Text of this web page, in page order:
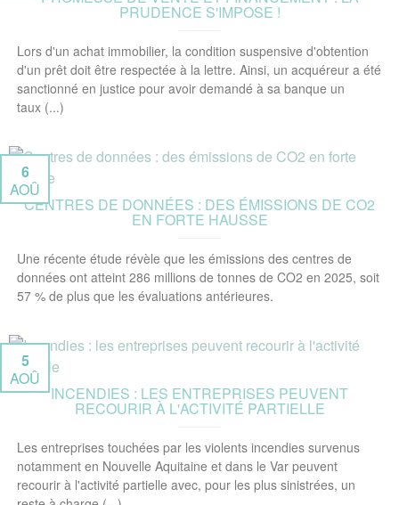
PRUDENCE S'IMPOSE !
Lors d'un achat immobilier, la condition suspensive d'obtention
d'un prêt doit être respectée à la lettre. Ainsi, un acquéreur a été
sanctionné en justice pour avoir demandé à sa banque un
taux (...)
CENTRES DE DONNÉES : DES ÉMISSIONS DE CO2
EN FORTE HAUSSE
6
AOÛ
Une récente étude révèle que les émissions des centres de
données ont atteint 286 millions de tonnes de CO2 en 2025, soit
57 % de plus que les évaluations antérieures.
INCENDIES : LES ENTREPRISES PEUVENT
RECOURIR À L'ACTIVITÉ PARTIELLE
5
AOÛ
Les entreprises touchées par les violents incendies survenus
notamment en Nouvelle Aquitaine et dans le Var peuvent
recourir à l'activité partielle avec, pour les plus sinistrées, un